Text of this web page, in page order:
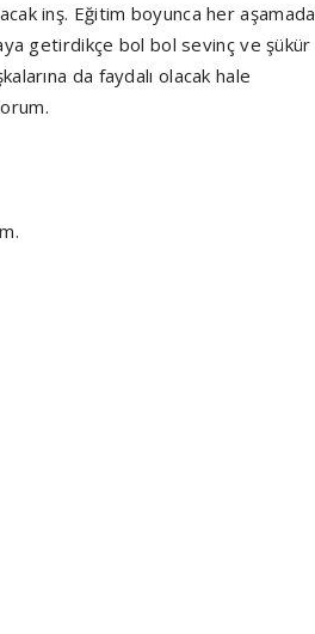
inş. Eğitim boyunca her aşamada
getirdikçe bol bol sevinç ve şükür
da faydalı olacak hale